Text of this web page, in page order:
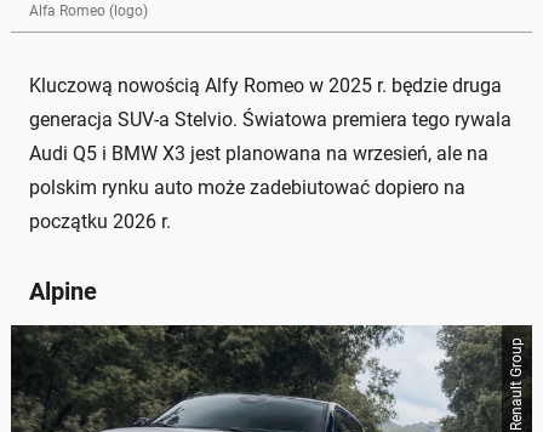
Alfa Romeo (logo)
Kluczową nowością Alfy Romeo w 2025 r. będzie druga
generacja SUV-a Stelvio. Światowa premiera tego rywala
Audi Q5 i BMW X3 jest planowana na wrzesień, ale na
polskim rynku auto może zadebiutować dopiero na
początku 2026 r.
Alpine
Renault Group